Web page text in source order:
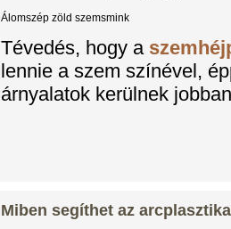
Álomszép zöld szemsmink
Tévedés, hogy a
lennie a szem színével,
árnyalatok kerülnek
Miben segíthet az